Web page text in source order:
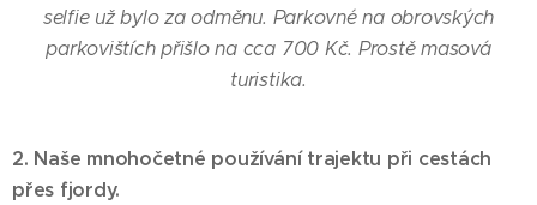
selfie už bylo za odměnu. Parkovné na obrovských
parkovištích přišlo na cca 700 Kč. Prostě masová
turistika.
2. Naše mnohočetné používání trajektu při cestách
přes fjordy.